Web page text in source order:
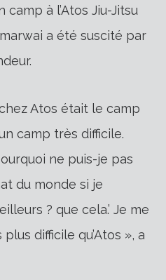
camp à l’Atos Jiu-Jitsu
a été suscité par
Atos était le camp
camp très difficile.
ne puis-je pas
du monde si je
? que cela.’ Je me
difficile qu’Atos », a